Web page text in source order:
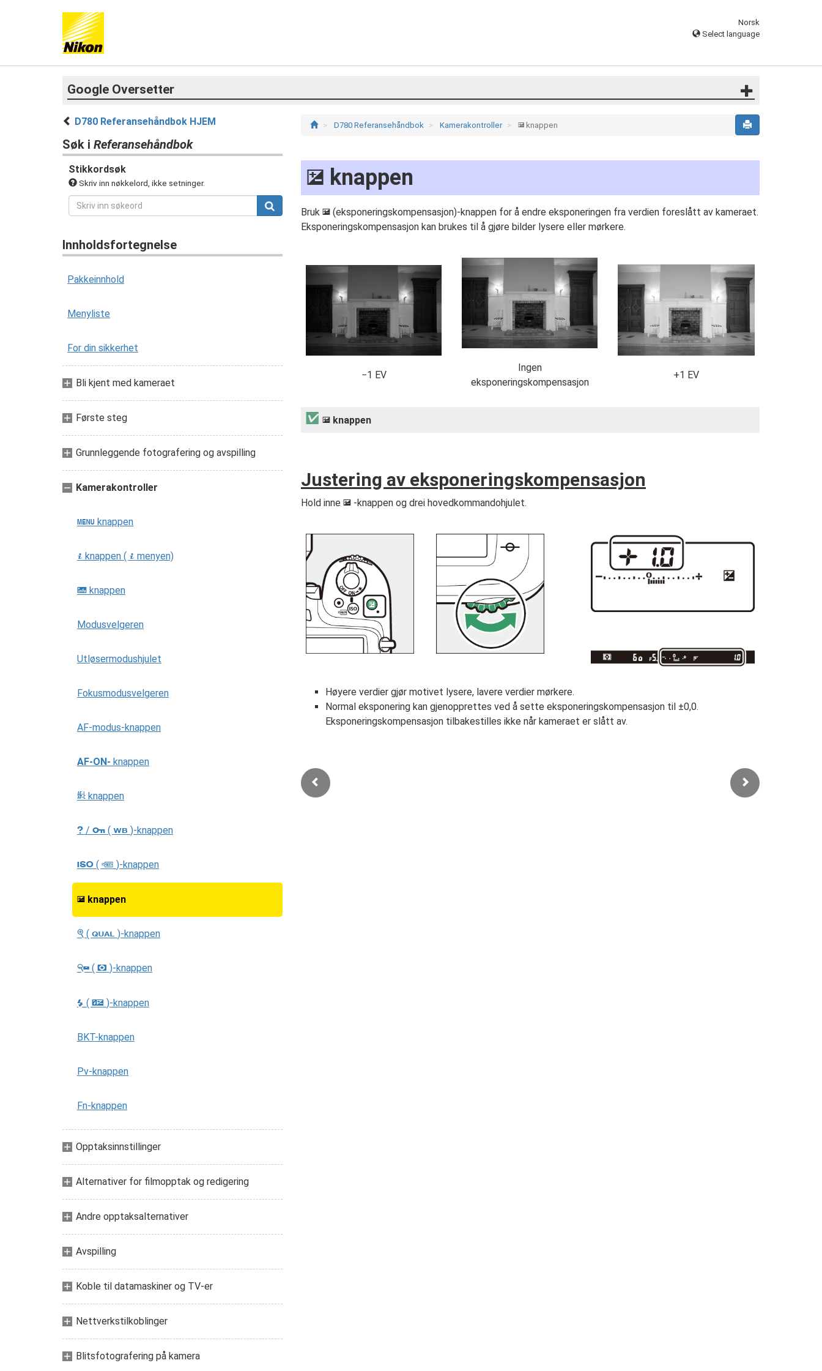
Norsk
Select language
Google Oversetter
D780 Referansehåndbok HJEM
Søk i Referansehåndbok
Stikkordsøk
Skriv inn nøkkelord, ikke setninger.
Innholdsfortegnelse
Pakkeinnhold
Menyliste
For din sikkerhet
Bli kjent med kameraet
Første steg
Grunnleggende fotografering og avspilling
Kamerakontroller
G knappen
i knappen ( i menyen)
R knappen
Modusvelgeren
Utløsermodushjulet
Fokusmodusvelgeren
AF-modus-knappen
AF-ON- knappen
A knappen
Q / g ( U )-knappen
S ( Q )-knappen
E knappen
X ( T )-knappen
W ( Y )-knappen
N ( Y )-knappen
BKT-knappen
Pv-knappen
Fn-knappen
Opptaksinnstillinger
Alternativer for filmopptak og redigering
Andre opptaksalternativer
Avspilling
Koble til datamaskiner og TV-er
Nettverkstilkoblinger
Blitsfotografering på kamera
D780 Referansehåndbok Kamerakontroller E knappen
E knappen
Bruk E (eksponeringskompensasjon)-knappen for å endre eksponeringen fra verdien foreslått av kameraet.
Eksponeringskompensasjon kan brukes til å gjøre bilder lysere eller mørkere.
−1 EV
Ingen
eksponeringskompensasjon
+1 EV
E knappen
Justering av eksponeringskompensasjon
Hold inne E -knappen og drei hovedkommandohjulet.
Høyere verdier gjør motivet lysere, lavere verdier mørkere.
Normal eksponering kan gjenopprettes ved å sette eksponeringskompensasjon til ±0,0.
Eksponeringskompensasjon tilbakestilles ikke når kameraet er slått av.